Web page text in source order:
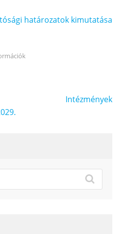
határozatok kimutatása
Intézmények